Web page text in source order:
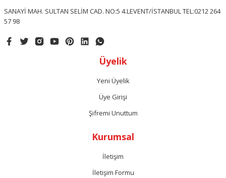
SANAYİ MAH. SULTAN SELİM CAD. NO:5 4.LEVENT/İSTANBUL TEL:0212 264
57 98
Üyelik
Yeni Üyelik
Üye Girişi
Şifremi Unuttum
Kurumsal
İletişim
İletişim Formu